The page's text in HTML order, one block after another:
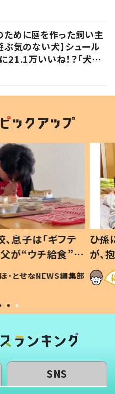
ために庭を作った飼い主
ぶ気のない犬】シュール
21.1万いいね！？「犬の
息子は「ギフテ
が“ウチ給食”を
とは #令和の親
・とせなNEWS編集部
ひ孫
が、抱
「涙が
い」
SNS